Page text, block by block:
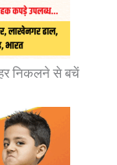
निकलने से बचें